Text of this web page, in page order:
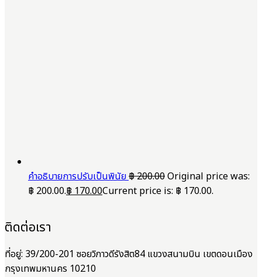
คำอธิบายการปรับเป็นพินัย฿200.00Original price was:
฿ 200.00.฿170.00Current price is: ฿ 170.00.
ติดต่อเรา
ที่อยู่: 39/200-201 ซอยวิภาวดีรังสิต84 แขวงสนามบิน เขตดอนเมือง
กรุงเทพมหานคร 10210